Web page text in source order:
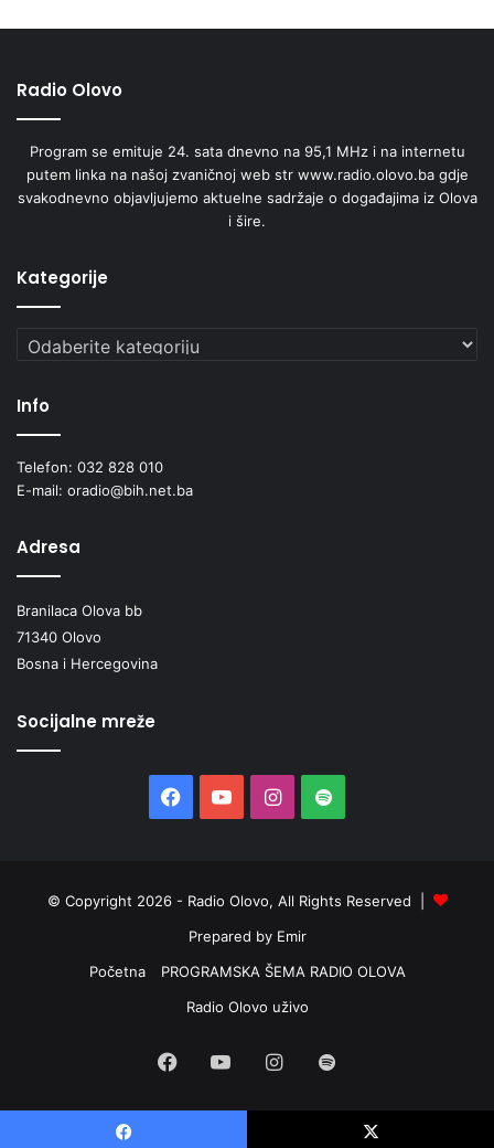
Radio Olovo
Program se emituje 24. sata dnevno na 95,1 MHz i na internetu
putem linka na našoj zvaničnoj web str www.radio.olovo.ba gdje
svakodnevno objavljujemo aktuelne sadržaje o događajima iz Olova
i šire.
Kategorije
Kategorije
Info
Telefon: 032 828 010
E-mail: oradio@bih.net.ba
Adresa
Branilaca Olova bb
71340 Olovo
Bosna i Hercegovina
Socijalne mreže
Facebook
YouTubeInstagram
Spotify
© Copyright 2026 - Radio Olovo, All Rights Reserved |
Prepared by Emir
Početna
PROGRAMSKA ŠEMA RADIO OLOVA
Radio Olovo uživo
Facebook
YouTubeInstagram
Spotify